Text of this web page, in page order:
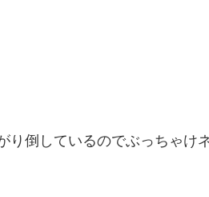
り倒しているのでぶっちゃけ